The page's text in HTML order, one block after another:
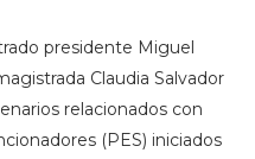
presidente Miguel
Claudia Salvador
relacionados con
(PES) iniciados